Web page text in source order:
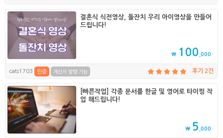
결혼식 식전영상, 돌잔치 우리 아이영상을 만들어
드립니다!
₩ 100 ,000
cats1703 인증 계산서 발행 가능 후기 2건
[빠른작업] 각종 문서를 한글 및 영어로 타이핑 작
업 해드립니다!
₩ 5 ,000